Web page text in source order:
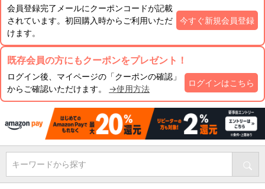
会員登録完了メールにクーポンコードが記載
されています。初回購入時からご利用いただ
けます。
今すぐ新規会員登録
既存会員の方にもクーポンをプレゼント！
ログイン後、マイページの「クーポンの確認」
からご確認いただけます。 →使用方法
ログインはこちら
キーワードから探す